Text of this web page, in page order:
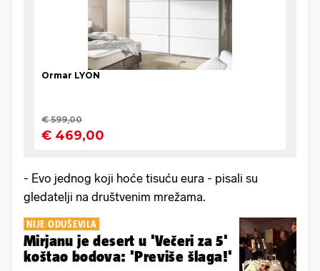
- Evo jednog koji hoće tisuću eura - pisali su
gledatelji na društvenim mrežama.
NIJE ODUŠEVILA
Mirjanu je desert u 'Večeri za 5'
koštao bodova: 'Previše šlaga!'